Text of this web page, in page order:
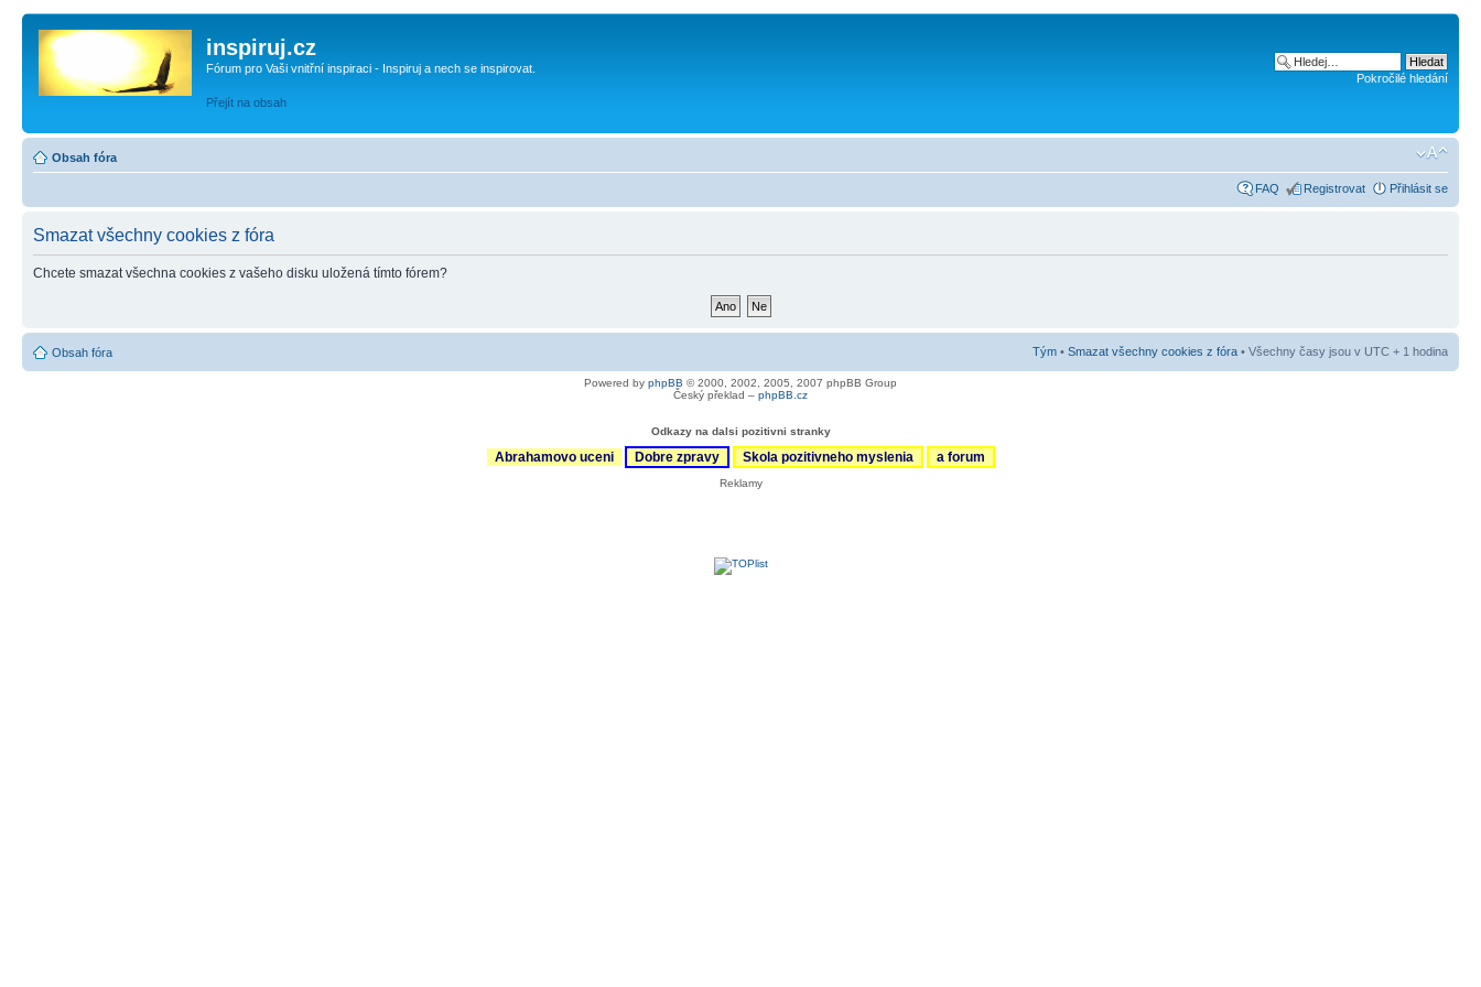
inspiruj.cz
Fórum pro Vaši vnitřní inspiraci - Inspiruj a nech se inspirovat.
Přejít na obsah
Pokročilé hledání
Obsah fóra
FAQ Registrovat Přihlásit se
Smazat všechny cookies z fóra
Chcete smazat všechna cookies z vašeho disku uložená tímto fórem?
Obsah fóra Tým • Smazat všechny cookies z fóra • Všechny časy jsou v UTC + 1 hodina
Powered by phpBB © 2000, 2002, 2005, 2007 phpBB Group
Český překlad – phpBB.cz
Odkazy na dalsi pozitivni stranky
Abrahamovo uceni Dobre zpravy Skola pozitivneho myslenia a forum
Reklamy